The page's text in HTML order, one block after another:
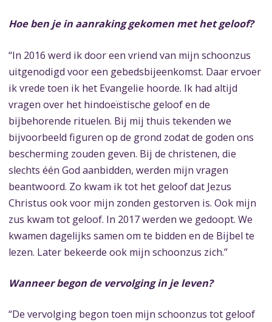
Hoe ben je in aanraking gekomen met het geloof?
“In 2016 werd ik door een vriend van mijn schoonzus
uitgenodigd voor een gebedsbijeenkomst. Daar ervoer
ik vrede toen ik het Evangelie hoorde. Ik had altijd
vragen over het hindoeïstische geloof en de
bijbehorende rituelen. Bij mij thuis tekenden we
bijvoorbeeld figuren op de grond zodat de goden ons
bescherming zouden geven. Bij de christenen, die
slechts één God aanbidden, werden mijn vragen
beantwoord. Zo kwam ik tot het geloof dat Jezus
Christus ook voor mijn zonden gestorven is. Ook mijn
zus kwam tot geloof. In 2017 werden we gedoopt. We
kwamen dagelijks samen om te bidden en de Bijbel te
lezen. Later bekeerde ook mijn schoonzus zich.”
Wanneer begon de vervolging in je leven?
“De vervolging begon toen mijn schoonzus tot geloof